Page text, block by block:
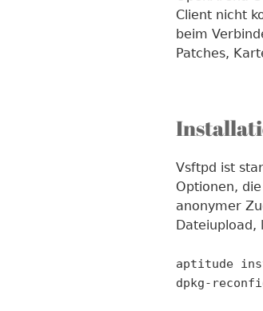
Client nicht
beim
Patches,
Vsftpd ist
Optionen,
anonymer
Dateiupload,
aptitude
dpkg-